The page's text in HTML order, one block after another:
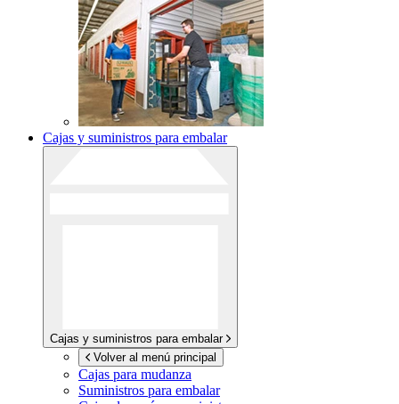
Cajas y suministros para embalar
Cajas y suministros para embalar
Volver al menú principal
Cajas para mudanza
Suministros para embalar